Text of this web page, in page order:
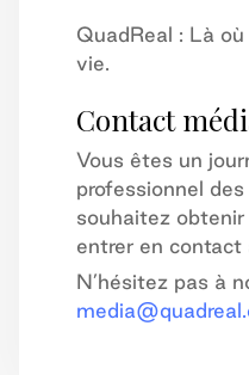
QuadReal : Là où
vie.
Contact
Vous êtes un
professionnel
souhaitez
entrer en contact
N’hésitez pas à